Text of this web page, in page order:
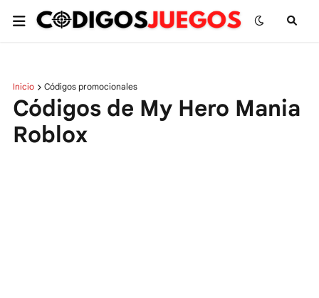
Inicio Códigos promocionales
Códigos de My Hero Mania
Roblox